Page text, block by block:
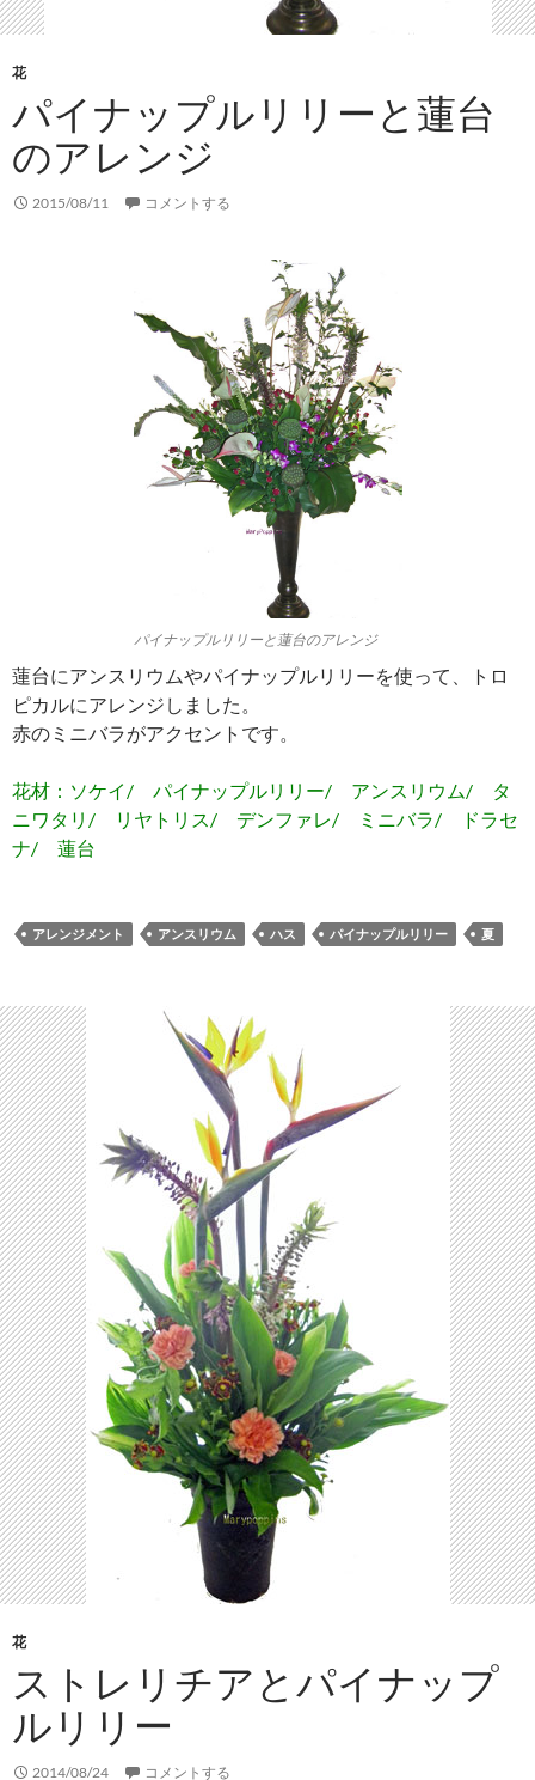
花
パイナップルリリーと蓮台
のアレンジ
2015/08/11 コメントする
パイナップルリリーと蓮台のアレンジ
蓮台にアンスリウムやパイナップルリリーを使って、トロ
ピカルにアレンジしました。
赤のミニバラがアクセントです。
花材：ソケイ/ パイナップルリリー/ アンスリウム/ タ
ニワタリ/ リヤトリス/ デンファレ/ ミニバラ/ ドラセ
ナ/ 蓮台
アレンジメント アンスリウム ハス パイナップルリリー 夏
花
ストレリチアとパイナップ
ルリリー
2014/08/24 コメントする